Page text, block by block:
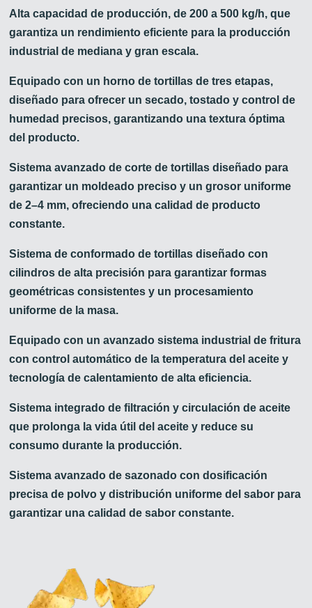
Alta capacidad de producción, de 200 a 500 kg/h, que
garantiza un rendimiento eficiente para la producción
industrial de mediana y gran escala.
Equipado con un horno de tortillas de tres etapas,
diseñado para ofrecer un secado, tostado y control de
humedad precisos, garantizando una textura óptima
del producto.
Sistema avanzado de corte de tortillas diseñado para
garantizar un moldeado preciso y un grosor uniforme
de 2–4 mm, ofreciendo una calidad de producto
constante.
Sistema de conformado de tortillas diseñado con
cilindros de alta precisión para garantizar formas
geométricas consistentes y un procesamiento
uniforme de la masa.
Equipado con un avanzado sistema industrial de fritura
con control automático de la temperatura del aceite y
tecnología de calentamiento de alta eficiencia.
Sistema integrado de filtración y circulación de aceite
que prolonga la vida útil del aceite y reduce su
consumo durante la producción.
Sistema avanzado de sazonado con dosificación
precisa de polvo y distribución uniforme del sabor para
garantizar una calidad de sabor constante.